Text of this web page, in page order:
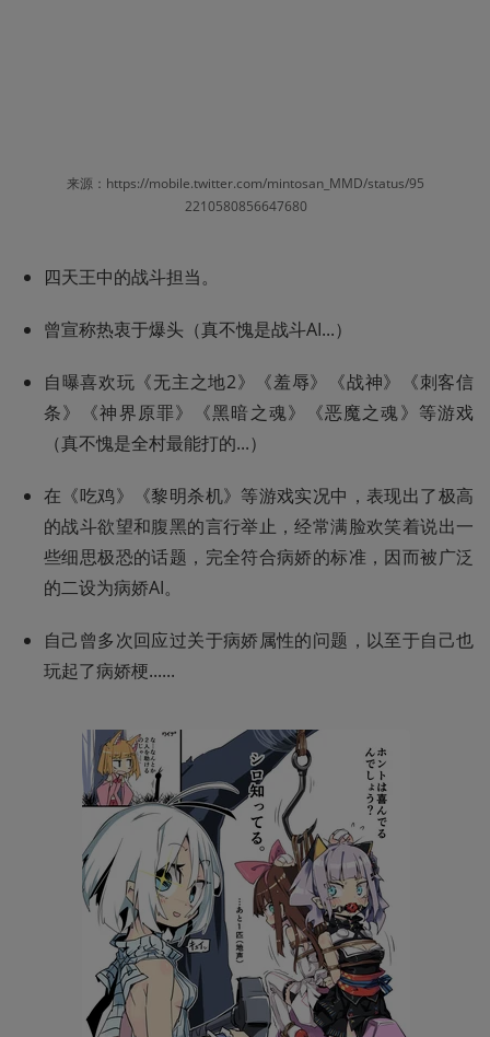
来源：https://mobile.twitter.com/mintosan_MMD/status/95
2210580856647680
四天王中的战斗担当。
曾宣称热衷于爆头（真不愧是战斗AI...）
自曝喜欢玩《无主之地2》《羞辱》《战神》《刺客信
条》《神界原罪》《黑暗之魂》《恶魔之魂》等游戏
（真不愧是全村最能打的...）
在《吃鸡》《黎明杀机》等游戏实况中，表现出了极高
的战斗欲望和腹黑的言行举止，经常满脸欢笑着说出一
些细思极恐的话题，完全符合病娇的标准，因而被广泛
的二设为病娇AI。
自己曾多次回应过关于病娇属性的问题，以至于自己也
玩起了病娇梗......